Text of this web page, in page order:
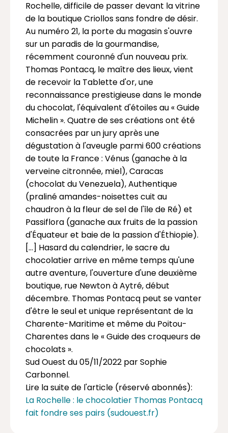
Rochelle, difficile de passer devant la vitrine
de la boutique Criollos sans fondre de désir.
Au numéro 21, la porte du magasin s'ouvre
sur un paradis de la gourmandise,
récemment couronné d'un nouveau prix.
Thomas Pontacq, le maître des lieux, vient
de recevoir la Tablette d'or, une
reconnaissance prestigieuse dans le monde
du chocolat, l'équivalent d'étoiles au « Guide
Michelin ». Quatre de ses créations ont été
consacrées par un jury après une
dégustation à l'aveugle parmi 600 créations
de toute la France : Vénus (ganache à la
verveine citronnée, miel), Caracas
(chocolat du Venezuela), Authentique
(praliné amandes-noisettes cuit au
chaudron à la fleur de sel de l'île de Ré) et
Passiflora (ganache aux fruits de la passion
d'Équateur et baie de la passion d'Éthiopie).
[...] Hasard du calendrier, le sacre du
chocolatier arrive en même temps qu'une
autre aventure, l'ouverture d'une deuxième
boutique, rue Newton à Aytré, début
décembre. Thomas Pontacq peut se vanter
d'être le seul et unique représentant de la
Charente-Maritime et même du Poitou-
Charentes dans le « Guide des croqueurs de
chocolats ».
Sud Ouest du 05/11/2022 par Sophie
Carbonnel.
Lire la suite de l'article (réservé abonnés):
La Rochelle : le chocolatier Thomas Pontacq
fait fondre ses pairs (sudouest.fr)